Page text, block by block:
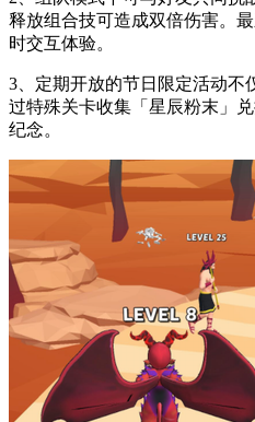
释放组合技可造成双倍伤害。
时交互体验。
3、定期开放的节日限定活动不
过特殊关卡收集「星辰粉末」
纪念。